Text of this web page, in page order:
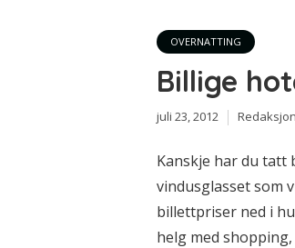
OVERNATTING
Billige
juli 23, 2012
Kanskje har du tatt
vindusglasset som
billettpriser ned i
helg med